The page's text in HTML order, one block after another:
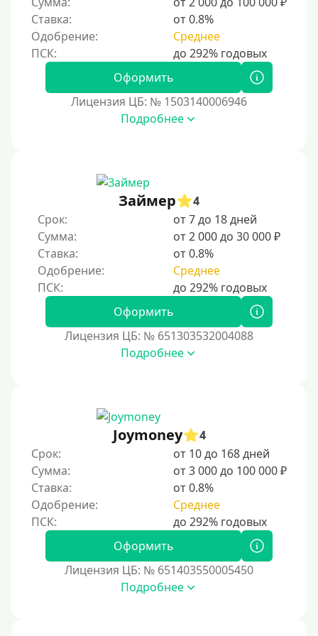
восстановить доверие кредиторов.
Для погашения других кредитов
До зарплаты
Для бизнеса
По военному билету
По водительскому удостоверению
По СНИЛСу
Без СНИЛСа
По паспорту
Без подтверждения дохода
Без справок и поручителей
Без посредников
Процент
Под 1 %
С пролонгацией (продлением)
Под высокий процент
Ставка:
от 0.8%
Одобрение:
Среднее
Оформить
Лицензия ЦБ: № 1503140006946
Подробнее
Займер
4
Срок:
от 7 до 18 дней
Сумма:
от 2 000 до 30 000 ₽
Ставка:
от 0.8%
Одобрение:
Среднее
Оформить
Лицензия ЦБ: № 651303532004088
Подробнее
Joymoney
4
Срок:
от 10 до 168 дней
Сумма:
от 3 000 до 100 000 ₽
Ставка:
от 0.8%
Одобрение:
Среднее
Оформить
Лицензия ЦБ: № 651403550005450
Подробнее